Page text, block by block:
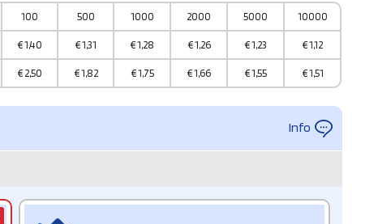
100 500 1000 2000 5000 10000
€1,40 €1,31 €1,28 €1,26 €1,23 €1,12
€ 2,50 €1,82 €1,75 €1,66 €1,55 €1,51
Info